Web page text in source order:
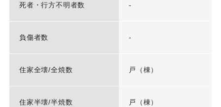
死者・行方不明者数 -
負傷者数 -
住家全壊/全焼数 戸（棟）
住家半壊/半焼数 戸（棟）